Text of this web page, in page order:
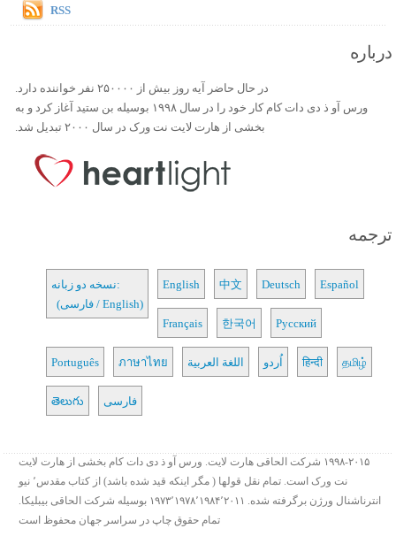
RSS
درباره
در حال حاضر آیه روز بیش از ۲۵۰۰۰۰ نفر خواننده دارد.
ورس آو ذ دی دات کام کار خود را در سال ۱۹۹۸ بوسیله بن ستید آغاز کرد و به
بخشی از هارت لایت نت ورک در سال ۲۰۰۰ تبدیل شد.
ترجمه
نسخه دو زبانه:
(فارسی / English)
English 中文 Deutsch Español
Français 한국어 Русский
Português ภาษาไทย اللغة العربية اُردو हिन्दी தமிழ்
తెలుగు فارسی
۱۹۹۸-۲۰۱۵ شرکت الحاقی هارت لایت. ورس آو ذ دی دات کام بخشی از هارت لایت
نت ورک است. تمام نقل قولها ( مگر اینکه قید شده باشد) از کتاب مقدس٬ نیو
انترناشنال ورژن برگرفته شده. ۱۹۷۳٬۱۹۷۸٬۱۹۸۴٬۲۰۱۱ بوسیله شرکت الحاقی بیبلیکا.
تمام حقوق چاپ در سراسر جهان محفوظ است